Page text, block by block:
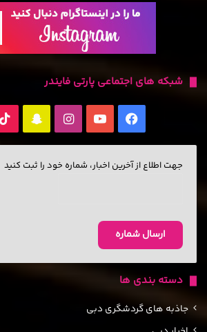
شبکه های اجتماعی پارتی فایندر
فیس
بوک
یوتیوب اینستاگرام
‫اسنپ
چت
جهت اطلاع از آخرین اخبار، شماره خود را ثبت کنید
دسته بندی ها
جاذبه های گردشگری دبی